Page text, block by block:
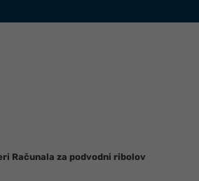
Računala za podvodni ribolov